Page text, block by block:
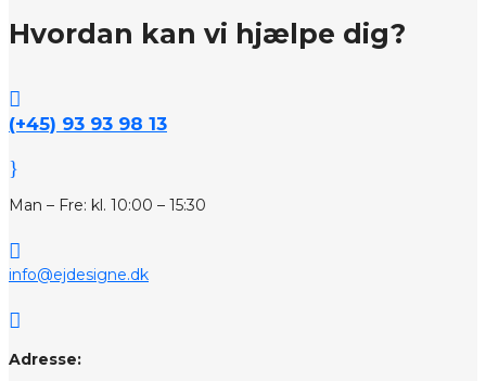
Hvordan kan vi hjælpe dig?

(+45) 93 93 98 13
}
Man – Fre: kl. 10:00 – 15:30

info@ejdesigne.dk

Adresse: